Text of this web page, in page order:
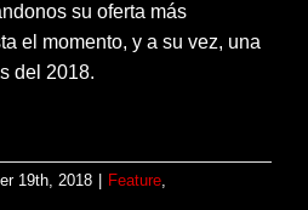
su oferta más
el momento, y a su vez, una
del 2018.
19th, 2018 Feature,